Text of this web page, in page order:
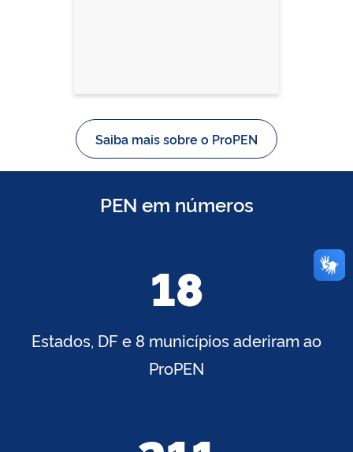
Saiba mais sobre o ProPEN
PEN em números
18
Estados, DF e 8 municípios aderiram ao
ProPEN